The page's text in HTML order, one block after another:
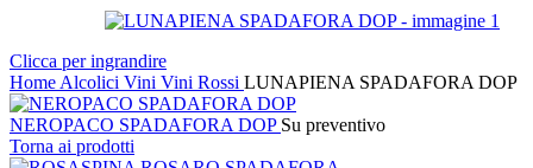
Clicca per ingrandire
Home Alcolici Vini Vini Rossi LUNAPIENA SPADAFORA DOP
NEROPACO SPADAFORA DOP Su preventivo
Torna ai prodotti